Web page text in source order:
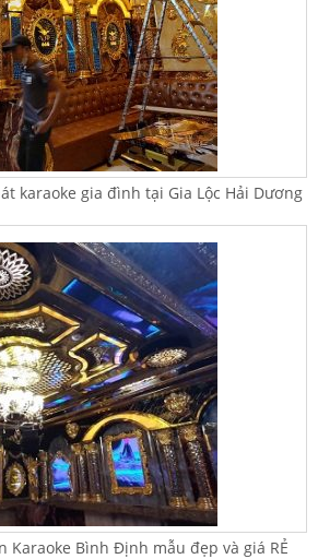
karaoke gia đình tại Gia Lộc Hải Dương
Karaoke Bình Định mẫu đẹp và giá RẺ